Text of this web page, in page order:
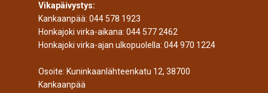
Vikapäivystys:
Kankaanpää: 044 578 1923
Honkajoki virka-aikana: 044 577 2462
Honkajoki virka-ajan ulkopuolella: 044 970 1224
Osoite: Kuninkaanlähteenkatu 12, 38700
Kankaanpää